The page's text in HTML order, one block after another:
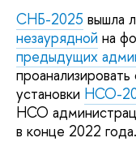
СНБ-2025 вышла
незаурядной на
предыдущих
установки НСО-
НСО
в конце 2022 года.